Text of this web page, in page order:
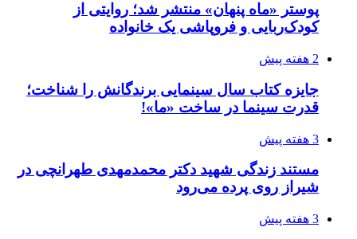
پوستر «ماه پنهان» منتشر شد؛ روایتی از
کودک‌ربایی و فروپاشی یک خانواده
2 هفته پیش
جایزه کتاب سال سینمایی برندگانش را شناخت؛
قدرت سینما در ساخت «ما»!
3 هفته پیش
مستند زندگی شهید دکتر محمدمهدی طهرانچی در
شیراز روی پرده می‌رود
3 هفته پیش